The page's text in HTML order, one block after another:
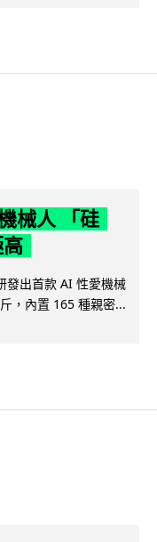
械人 「硅
發出首款 AI 性愛機械
，內置 165 種親密...